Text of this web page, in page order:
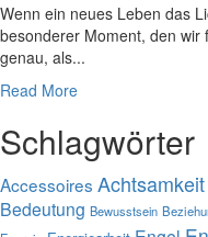
Wenn ein neues Leben das
besonderer Moment, den wir
genau, als...
Read More
Schlagwörter
Accessoires Achtsamkeit
Bedeutung Bewusstsein